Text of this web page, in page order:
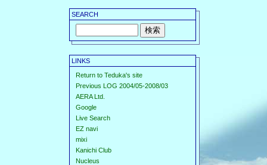
SEARCH
LINKS
Return to Teduka's site
Previous LOG 2004/05-2008/03
AERA Ltd.
Google
Live Search
EZ navi
mixi
Kanichi Club
Nucleus